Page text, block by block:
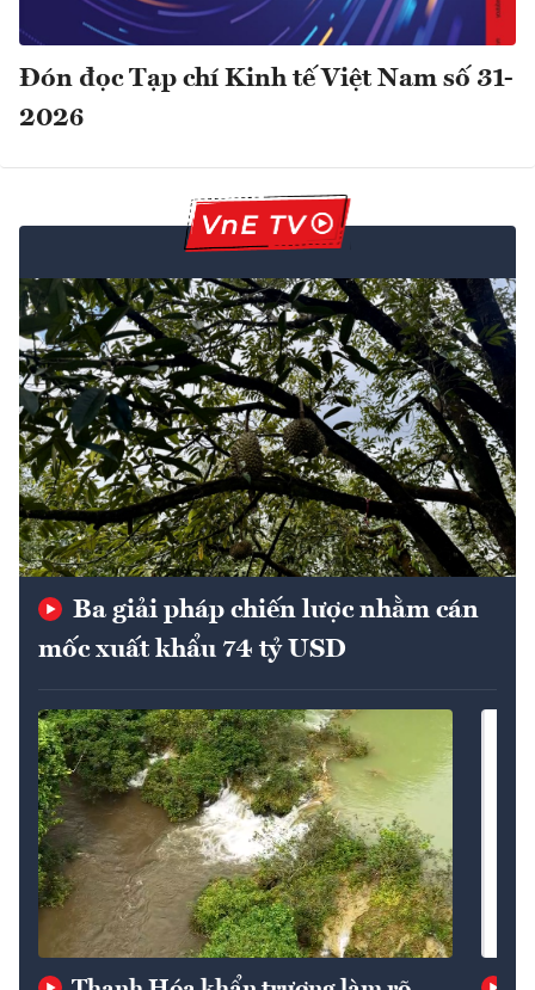
Ba giải pháp chiến lược nhằm cán
mốc xuất khẩu 74 tỷ USD
Đón đọc Tạp chí Kinh tế Việt Nam số 31-
2026